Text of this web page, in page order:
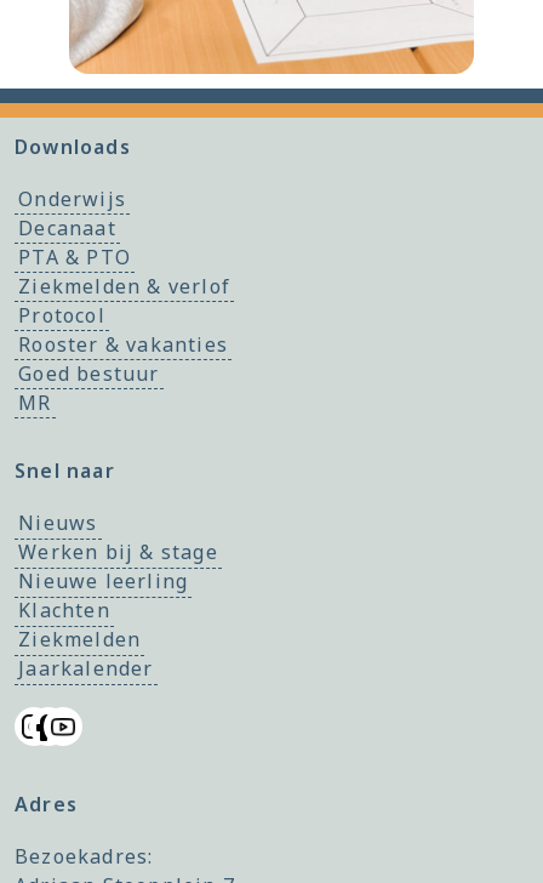
Downloads
Onderwijs
Decanaat
PTA & PTO
Ziekmelden & verlof
Protocol
Rooster & vakanties
Goed bestuur
MR
Snel naar
Nieuws
Werken bij & stage
Nieuwe leerling
Klachten
Ziekmelden
Jaarkalender
Adres
Bezoekadres: